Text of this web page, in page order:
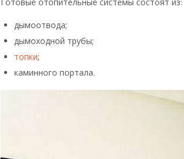
дымоотвода;
дымоходной трубы;
топки;
каминного портала.